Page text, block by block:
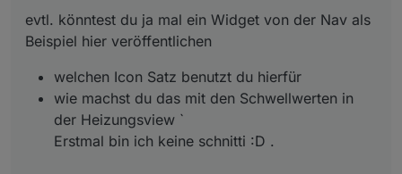
1": "/vis/signals/lowbattery.png", "signals-icon-
size-1": 0,"signals-blink-1"
:false,"signals-cond-2":"==","signals-val-
:true, "signals-icon-
"/vis/signals/lowbattery.png"
size-2"
"signals-blink-2" :false
evtl. könntest du ja mal ein Widget von der Nav als
Beispiel hier veröffentlichen
welchen Icon Satz benutzt du hierfür
wie machst du das mit den Schwellwerten in
der Heizungsview `
Erstmal bin ich keine schnitti :D .